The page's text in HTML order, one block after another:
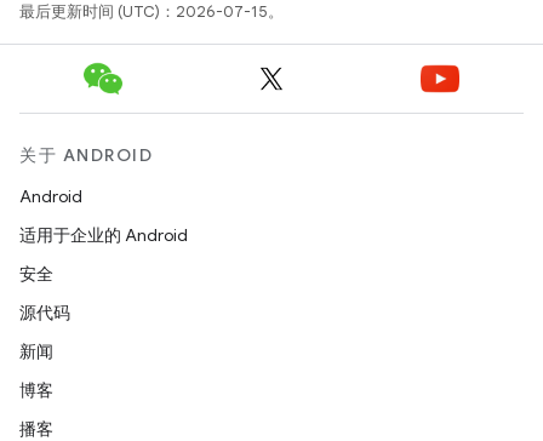
最后更新时间 (UTC)：2026-07-15。
关于 ANDROID
Android
适用于企业的 Android
安全
源代码
新闻
博客
播客